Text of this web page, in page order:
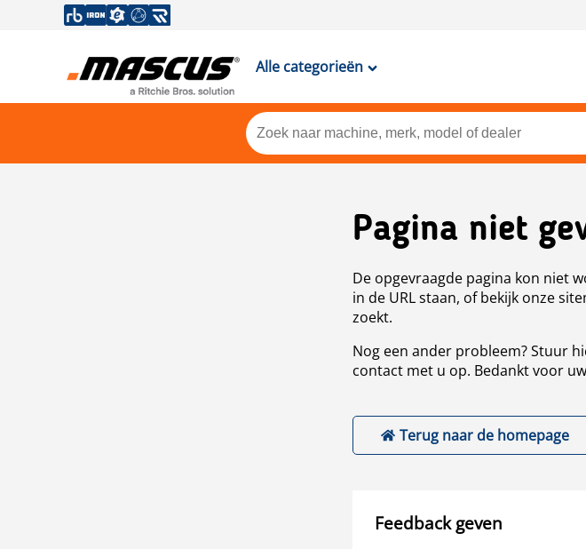
Alle categorieën
Pagina niet
De opgevraagde pagina kon niet
in de URL staan, of bekijk onze
zoekt.
Nog een ander probleem? Stuur
contact met u op. Bedankt voor
Terug naar de homepage
Feedback geven